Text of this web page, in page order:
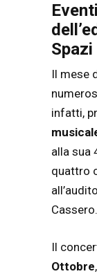
Il mese
infatti,
alla sua
quattro
Cassero.
Il
Ottobre,